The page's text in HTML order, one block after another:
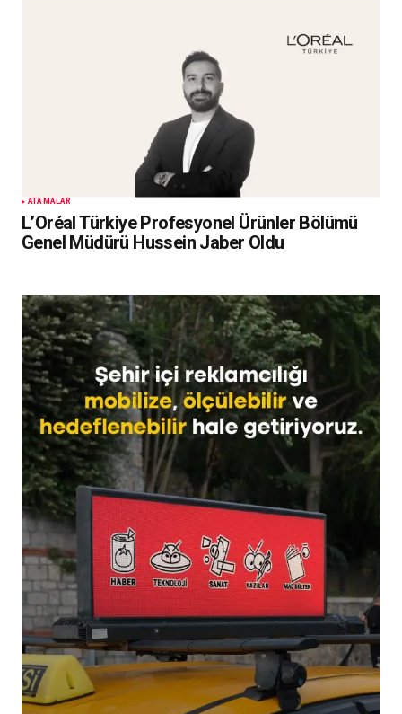
ATAMALAR
L’Oréal Türkiye Profesyonel Ürünler Bölümü
Genel Müdürü Hussein Jaber Oldu